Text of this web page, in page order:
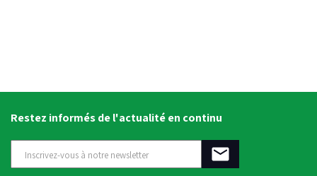
Restez informés de l'actualité en continu